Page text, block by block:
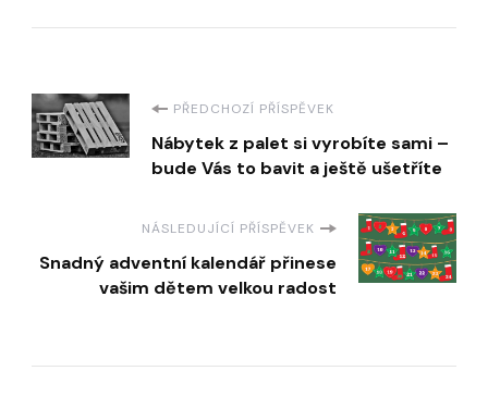
Navigace
příspěvku
PŘEDCHOZÍ PŘÍSPĚVEK
Nábytek z palet si vyrobíte sami –
bude Vás to bavit a ještě ušetříte
NÁSLEDUJÍCÍ PŘÍSPĚVEK
Snadný adventní kalendář přinese
vašim dětem velkou radost